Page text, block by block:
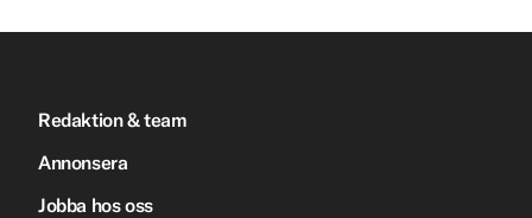
Redaktion & team
Annonsera
Jobba hos oss